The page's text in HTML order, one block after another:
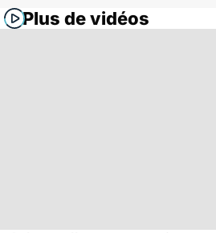
Plus de vidéos